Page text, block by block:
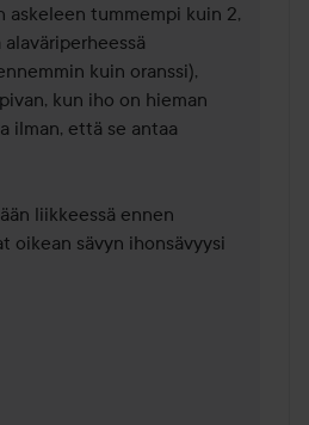
askeleen tummempi kuin 2,
kuin oranssi),
kun iho on hieman
ilman, että se antaa
liikkeessä ennen
oikean sävyn ihonsävyysi